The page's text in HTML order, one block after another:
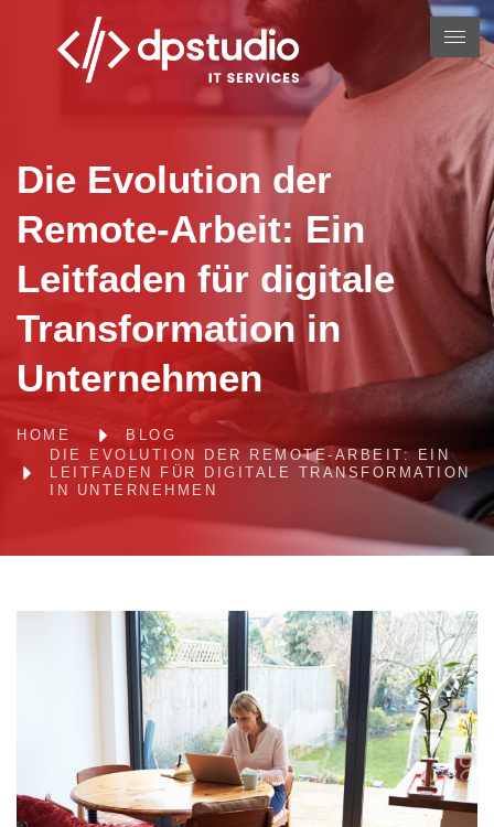
Die Evolution der
Remote-Arbeit: Ein
Leitfaden für digitale
Transformation in
Unternehmen
HOME
BLOG
DIE EVOLUTION DER REMOTE-ARBEIT: EIN
LEITFADEN FÜR DIGITALE TRANSFORMATION
IN UNTERNEHMEN